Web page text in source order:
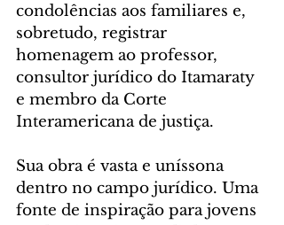
condolências aos familiares e,
sobretudo, registrar
homenagem ao professor,
consultor jurídico do Itamaraty
e membro da Corte
Interamericana de justiça.
Sua obra é vasta e uníssona
dentro no campo jurídico. Uma
fonte de inspiração para jovens